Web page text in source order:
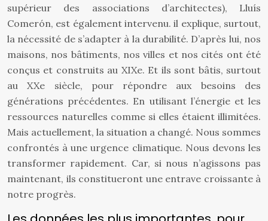
supérieur des associations d’architectes), Lluís
Comerón, est également intervenu. il explique, surtout,
la nécessité de s’adapter à la durabilité. D’après lui, nos
maisons, nos bâtiments, nos villes et nos cités ont été
conçus et construits au XIXe. Et ils sont bâtis, surtout
au XXe siècle, pour répondre aux besoins des
générations précédentes. En utilisant l’énergie et les
ressources naturelles comme si elles étaient illimitées.
Mais actuellement, la situation a changé. Nous sommes
confrontés à une urgence climatique. Nous devons les
transformer rapidement. Car, si nous n’agissons pas
maintenant, ils constitueront une entrave croissante à
notre progrès.